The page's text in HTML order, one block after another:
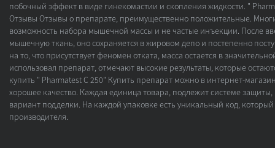
побочный эффект в виде гинекомастии и скопления жидкости. "
Отзывы Отзывы о препарате, преимущественно положительные.
возможность набора мышечной массы и не частые инъекции. После
мышечную ткань, оно сохраняется в жировом депо и постепенно
на то, что присутствует феномен отката, масса остается в
использовал препарат, отмечают высокие результаты, которые
купить " Pharmatest C 250" Купить препарат можно в интернет-
хорошее качество. Каждая единица товара, подлежит системе
вариант подделки. На каждой упаковке есть уникальный код,
производителя.